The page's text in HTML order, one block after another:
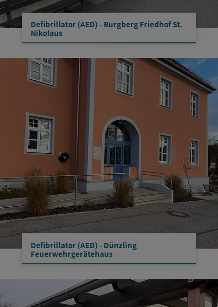
Defibrillator (AED) - Burgberg Friedhof St.
Nikolaus
Defibrillator (AED) - Dünzling
Feuerwehrgerätehaus